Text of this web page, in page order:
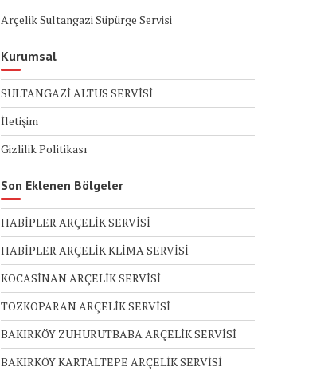
Arçelik Sultangazi Süpürge Servisi
Kurumsal
SULTANGAZİ ALTUS SERVİSİ
İletişim
Gizlilik Politikası
Son Eklenen Bölgeler
HABİPLER ARÇELİK SERVİSİ
HABİPLER ARÇELİK KLİMA SERVİSİ
KOCASİNAN ARÇELİK SERVİSİ
TOZKOPARAN ARÇELİK SERVİSİ
BAKIRKÖY ZUHURUTBABA ARÇELİK SERVİSİ
BAKIRKÖY KARTALTEPE ARÇELİK SERVİSİ